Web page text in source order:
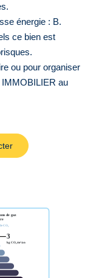
énergie : B.
ce bien est
ou pour organiser
au